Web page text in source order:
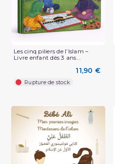
Les cinq piliers de l’Islam –
Livre enfant dès 3 ans...
11,90 €
Rupture de stock